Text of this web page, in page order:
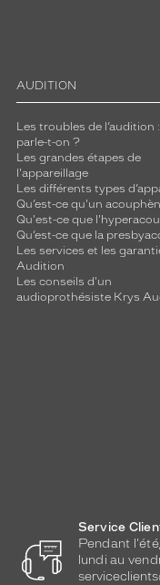
AUDITION
Les troubles de l’audition
parle-t-on ?
Les grandes étapes de
l'appareillage
Les différents types
Qu’est-ce qu'un
Qu'est-ce que
Qu’est-ce que la
Les services et les
Audition
Les conseils d'un
audioprothésiste Krys
Service
Pendant
lundi au